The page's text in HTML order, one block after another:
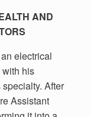
AND
electrical
with his
After
Assistant